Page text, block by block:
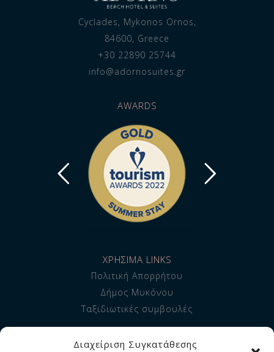
Διαχείριση Συγκατάθεσης
Cyclades, Mykonos Ornos,
84600, Greece
+30 22890 25744
info@adornosuites.gr
AWARDS
ΧΡΗΣΙΜΑ LINKS
Πολιτική Απορρήτου
Δήμος Μυκόνου
Ταξιδιωτικές συμβουλές
ΠΛΗΡΟΦΟΡΙΕΣ